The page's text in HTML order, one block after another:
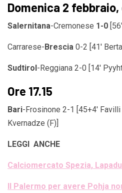
Domenica 2 febbraio,
Salernitana-Cremonese 1-0
Carrarese-Brescia 0-2 [41′
Sudtirol-Reggiana 2-0 [14′
Ore 17.15
Bari-Frosinone 2-1 [45+4′ Favilli
Kvernadze (F)]
LEGGI ANCHE
Calciomercato Spezia,
Il Palermo per avere Pohja